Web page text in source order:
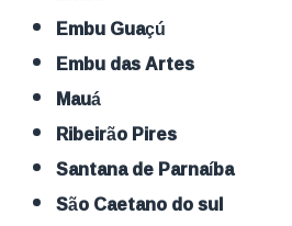
Embu Guaçú
Embu das Artes
Mauá
Ribeirão Pires
Santana de Parnaíba
São Caetano do sul